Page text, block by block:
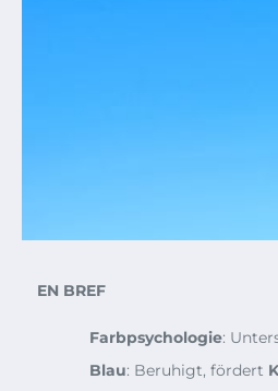
EN BREF
Farbpsychologie:
Blau: Beruhigt, fördert